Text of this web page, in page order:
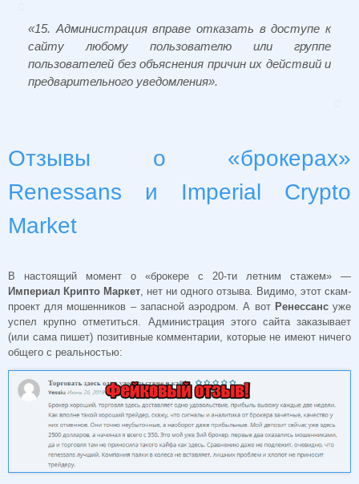
«15. Администрация вправе отказать в доступе к
сайту любому пользователю или группе
пользователей без объяснения причин их действий и
предварительного уведомления».
Отзывы о «брокерах»
Renessans и Imperial Crypto
Market
В настоящий момент о «брокере с 20-ти летним стажем» —
Империал Крипто Маркет , нет ни одного отзыва. Видимо, этот скам-
проект для мошенников – запасной аэродром. А вот Ренессансуже
успел крупно отметиться. Администрация этого сайта заказывает
(или сама пишет) позитивные комментарии, которые не имеют ничего
общего с реальностью: